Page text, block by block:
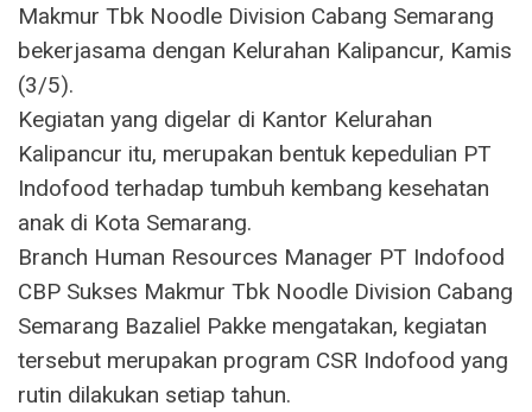
Makmur Tbk Noodle Division Cabang Semarang
bekerjasama dengan Kelurahan Kalipancur, Kamis
(3/5).
Kegiatan yang digelar di Kantor Kelurahan
Kalipancur itu, merupakan bentuk kepedulian PT
Indofood terhadap tumbuh kembang kesehatan
anak di Kota Semarang.
Branch Human Resources Manager PT Indofood
CBP Sukses Makmur Tbk Noodle Division Cabang
Semarang Bazaliel Pakke mengatakan, kegiatan
tersebut merupakan program CSR Indofood yang
rutin dilakukan setiap tahun.